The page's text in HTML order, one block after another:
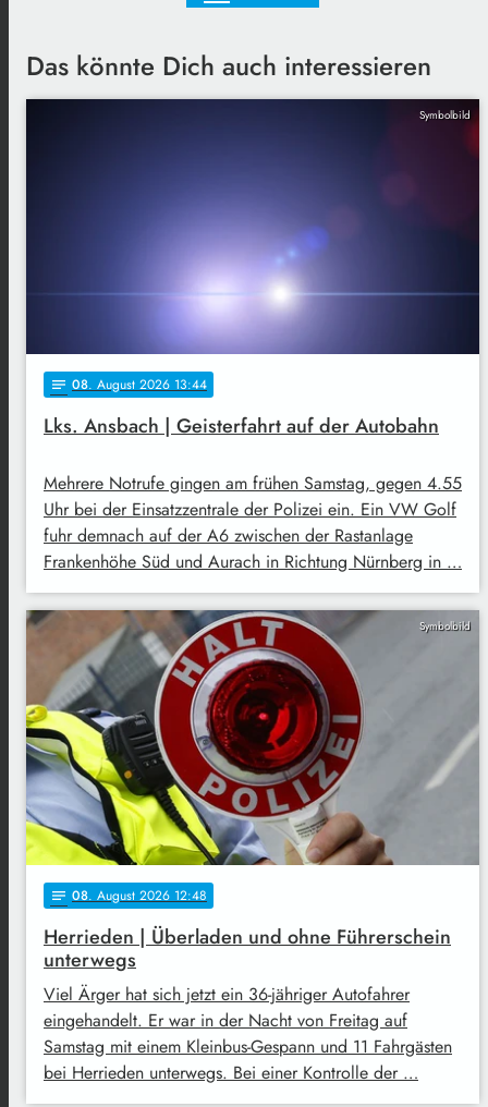
Das könnte Dich auch interessieren
Symbolbild
notes 08. August 2026 13:44
Lks. Ansbach | Geisterfahrt auf der Autobahn
Mehrere Notrufe gingen am frühen Samstag, gegen 4.55
Uhr bei der Einsatzzentrale der Polizei ein. Ein VW Golf
fuhr demnach auf der A6 zwischen der Rastanlage
Frankenhöhe Süd und Aurach in Richtung Nürnberg in …
Symbolbild
notes 08. August 2026 12:48
Herrieden | Überladen und ohne Führerschein
unterwegs
Viel Ärger hat sich jetzt ein 36-jähriger Autofahrer
eingehandelt. Er war in der Nacht von Freitag auf
Samstag mit einem Kleinbus-Gespann und 11 Fahrgästen
bei Herrieden unterwegs. Bei einer Kontrolle der …